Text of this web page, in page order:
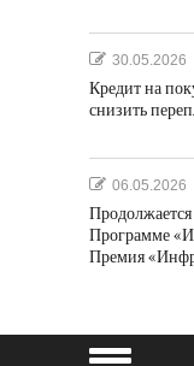
30.05.2026
Кредит на
снизить
06.05.2026
Продолжается
Программе
Премия